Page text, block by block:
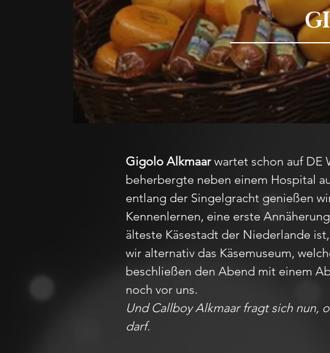
Gigolo Alkmaarwartet schon auf DE
beherbergte neben einem Hospital
entlang der Singelgracht genießen
Kennenlernen, eine erste
älteste Käsestadt der Niederlande
wir alternativ das Käsemuseum,
beschließen den Abend mit einem
noch vor uns.
Und Callboy Alkmaar fragt sich nun,
darf.